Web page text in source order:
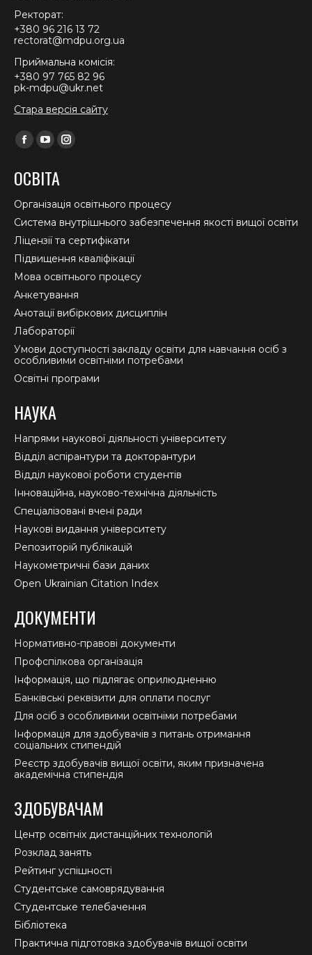
Ректорат:
+380 96 216 13 72
rectorat@mdpu.org.ua
Приймальна комісія:
+380 97 765 82 96
pk-mdpu@ukr.net
Стара версія сайту
Find us on:
Facebook
opens
in
new
window
YouTube
opens
in
new
window
Instagram
in
new
window
ОСВІТА
Організація освітнього процесу
Система внутрішнього забезпечення якості вищої освіти
Ліцензії та сертифікати
Підвищення кваліфікації
Мова освітнього процесу
Анкетування
Анотації вибіркових дисциплін
Лабораторії
Умови доступності закладу освіти для навчання осіб з
особливими освітніми потребами
Освітні програми
НАУКА
Напрями наукової діяльності університету
Відділ аспірантури та докторантури
Відділ наукової роботи студентів
Інноваційна, науково-технічна діяльність
Спеціалізовані вчені ради
Наукові видання університету
Репозиторій публікацій
Наукометричні бази даних
Open Ukrainian Citation Index
ДОКУМЕНТИ
Нормативно-правові документи
Профспілкова організація
Інформація, що підлягає оприлюдненню
Банківські реквізити для оплати послуг
Для осіб з особливими освітніми потребами
Інформація для здобувачів з питань отримання
соціальних стипендій
Реєстр здобувачів вищої освіти, яким призначена
академічна стипендія
ЗДОБУВАЧАМ
Центр освітніх дистанційних технологій
Розклад занять
Рейтинг успішності
Студентське самоврядування
Студентське телебачення
Бібліотека
Практична підготовка здобувачів вищої освіти